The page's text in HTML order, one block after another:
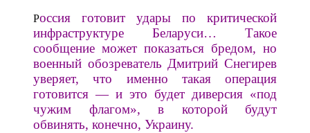
Россия готовит удары по критической
инфраструктуре Беларуси… Такое
сообщение может показаться бредом, но
военный обозреватель Дмитрий Снегирев
уверяет, что именно такая операция
готовится — и это будет диверсия «под
чужим флагом», в которой будут
обвинять, конечно, Украину.